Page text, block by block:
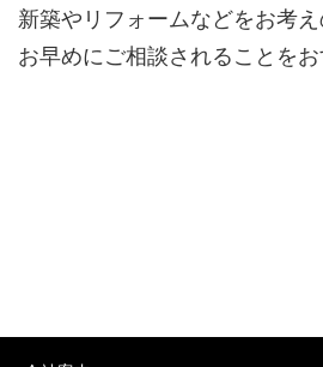
新築やリフォームなどをお考
お早めにご相談されることを